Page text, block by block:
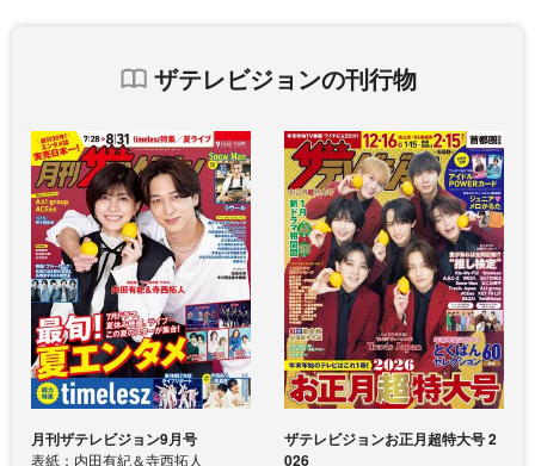
ザテレビジョンの刊行物
月刊ザテレビジョン9月号
表紙：内田有紀＆寺西拓人
ザテレビジョンお正月超特大号 2
026